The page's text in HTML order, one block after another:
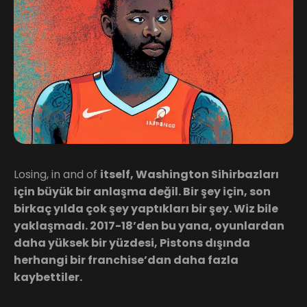
Losing, in and of itself, Washington Sihirbazları
için büyük bir anlaşma değil. Bir şey için, son
birkaç yılda çok şey yaptıkları bir şey. Wiz bile
yaklaşmadı. 2017-18’den bu yana, oyunlardan
daha yüksek bir yüzdesi, Pistons dışında
herhangi bir franchise’dan daha fazla
kaybettiler.